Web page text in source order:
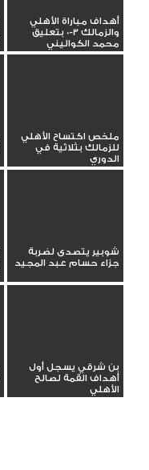
أهداف مباراة الأهلي
والزمالك 3-0 بتعليق
محمد الكواليني
ملخص اكتساح الأهلي
للزمالك بثلاثية في
الدوري
شوبير يتصدى لضربة
جزاء حسام عبد المجيد
بن شرقي يسجل أول
أهداف القمة لصالح
الأهلي